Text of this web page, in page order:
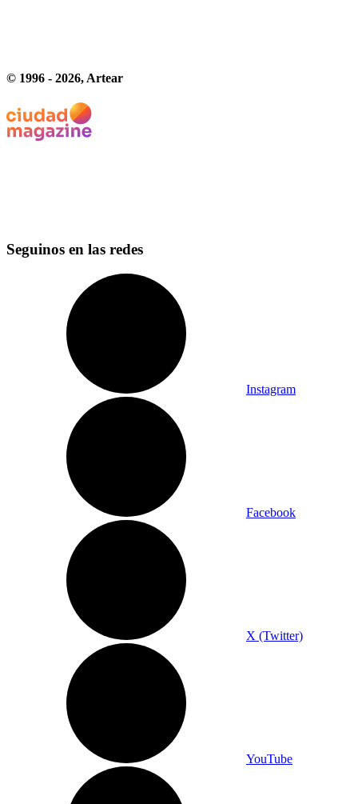
© 1996 - 2026, Artear
Seguinos en las redes
Instagram
Facebook
X (Twitter)
YouTube